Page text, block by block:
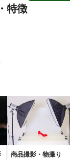
特徴
商品撮影・物撮り